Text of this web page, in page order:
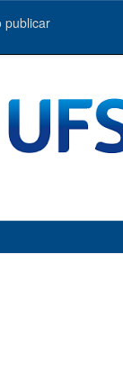
publicar